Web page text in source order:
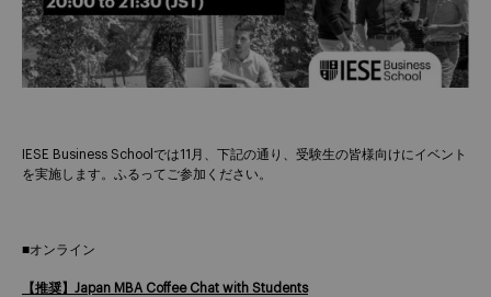
IESE Business Schoolでは11月、下記の通り、受験生の皆様向けにイベント
を実施します。ふるってご参加ください。
■オンライン
【推奨】 Japan MBA Coffee Chat with Students